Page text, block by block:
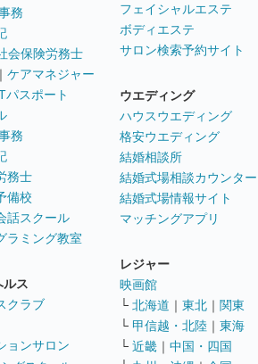
務
会保険労務士
｜ ケアマネジャー
パスポート
務
務士
備校
話スクール
ラミング教室
ルス
クラブ
ョンサロン
フェイシャルエステ
ボディエステ
サロン検索予約サイト
ウエディング
ハウスウエディング
格安ウエディング
結婚相談所
結婚式場相談カウンター
結婚式場情報サイト
マッチングアプリ
レジャー
映画館
└ 北海道 ｜ 東北 ｜ 関東
└ 甲信越・北陸 ｜ 東海
└ 近畿 ｜ 中国・四国